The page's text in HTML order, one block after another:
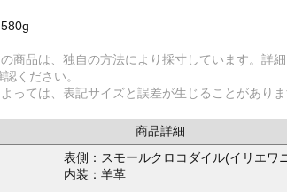
商品は、独自の方法により採寸しています。詳
認ください。
っては、表記サイズと誤差が生じることがありま
商品詳細
表側：スモールクロコダイル(イリエワ
内装：羊革